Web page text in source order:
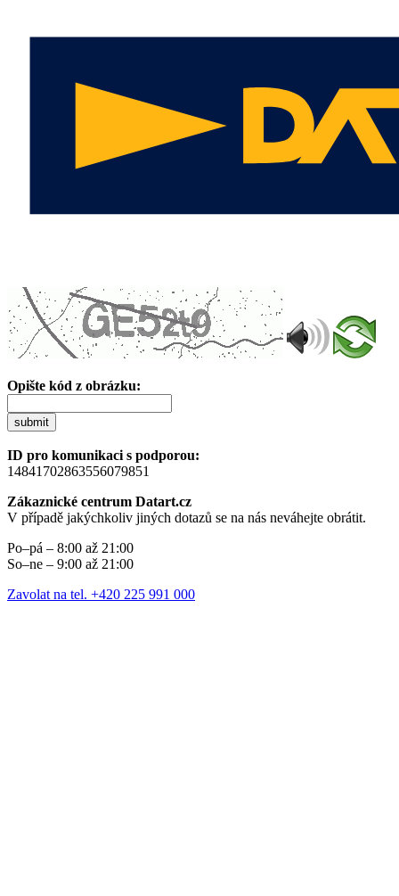
Opište kód z obrázku:
submit
ID pro komunikaci s podporou:
14841702863556079851
Zákaznické centrum Datart.cz
V případě jakýchkoliv jiných dotazů se na nás neváhejte obrátit.
Po–pá – 8:00 až 21:00
So–ne – 9:00 až 21:00
Zavolat na tel. +420 225 991 000